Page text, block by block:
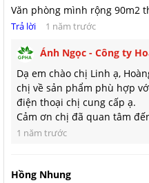
Các model máy hút ẩm
dáng hiện đại, bên cạnh đó
là tốt nhất, phù hợp với khí
Trung tâm bảo hành máy hút
Văn phòng mình rộng 90m2
Trả lời 1 năm trước
Ánh Ngọc - Công ty
Dạ em chào chị Linh ạ,
chị về sản phẩm phù hợp
điện thoại chị cung cấp ạ.
Cảm ơn chị đã quan tâm
1 năm trước
Hồng Nhung